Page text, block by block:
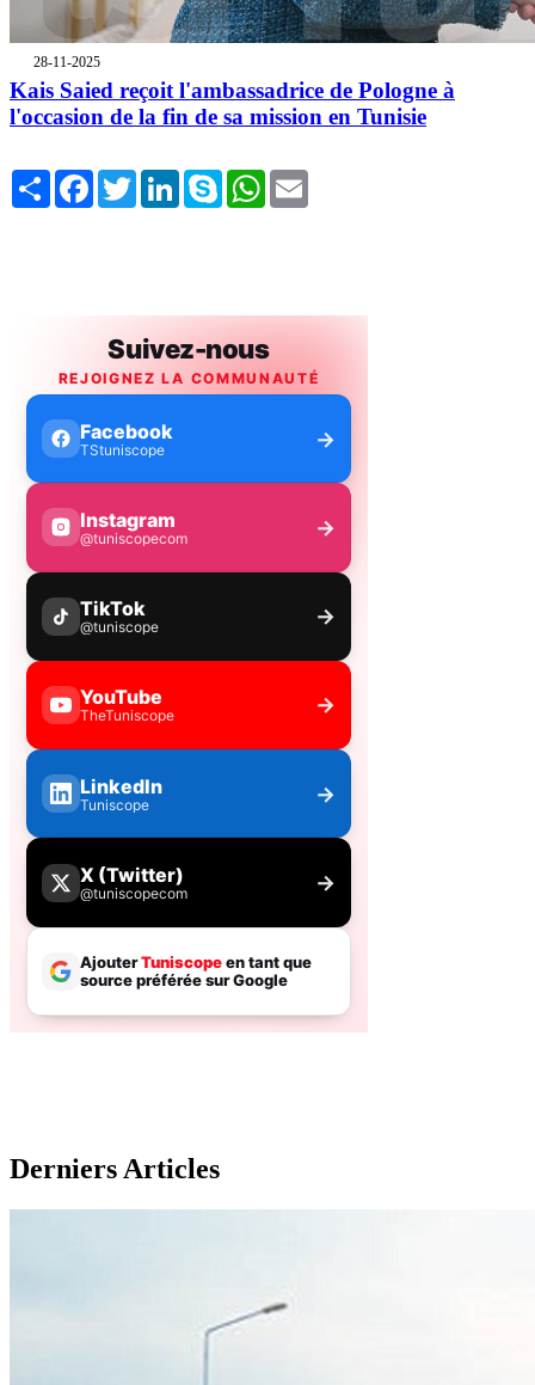
28-11-2025
Kais Saied reçoit l'ambassadrice de Pologne à
l'occasion de la fin de sa mission en Tunisie
Share FacebookTwitterLinkedInSkype WhatsApp
Derniers Articles